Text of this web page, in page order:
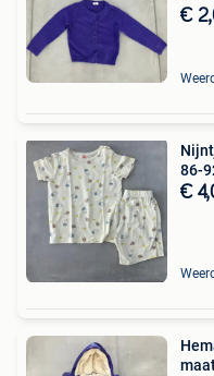
€
86-
€